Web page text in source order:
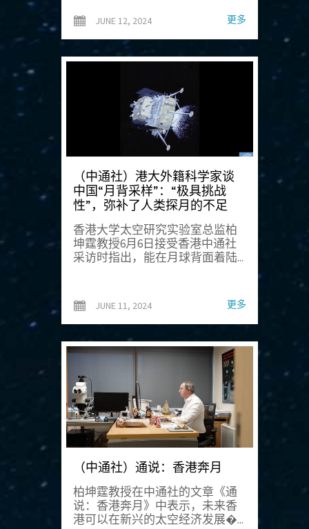
JUNE 12, 2024 更多
（中通社）港大外籍科学家谈
中国“月背采样”：“极具挑战
性”，弥补了人类探月的不足
香港大学太空研究实验室总监柏
坤霆教授6月6日接受香港中通社
采访时指出，能在月球背面着陆...
JUNE 11, 2024 更多
（中通社）通说：香港奔月
柏坤霆教授在中通社的文章《通
说：香港奔月》中表示，未来香
港可以在新兴的太空经济发展�...